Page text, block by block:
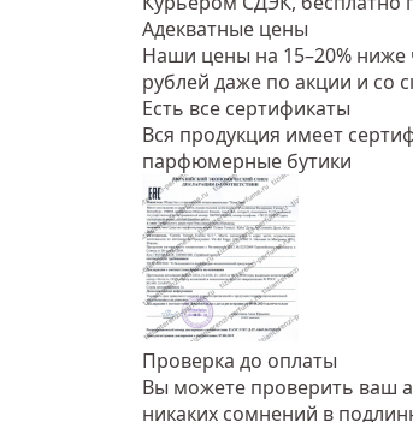
Адекватные цены
Наши цены на 15–20% ниже
рублей даже по акции и со
Есть все сертификаты
Вся продукция имеет
парфюмерные бутики
Проверка до оплаты
Вы можете проверить ваш
никаких сомнений в